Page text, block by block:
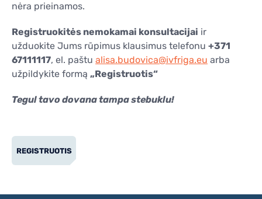
nėra prieinamos.
Registruokitės nemokamai konsultacijai ir
užduokite Jums rūpimus klausimus telefonu +371
67111117, el. paštu alisa.budovica@ivfriga.eu arba
užpildykite formą „Registruotis“
Tegul tavo dovana tampa stebuklu!
REGISTRUOTIS